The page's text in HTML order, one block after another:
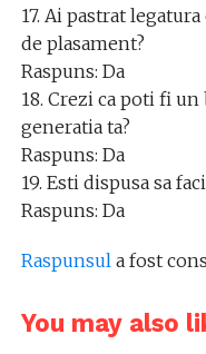
17. Ai pastrat
de plasament?
Raspuns: Da
18. Crezi ca poti fi
generatia ta?
Raspuns: Da
19. Esti dispusa sa
Raspuns: Da
Raspunsula fost
You may also